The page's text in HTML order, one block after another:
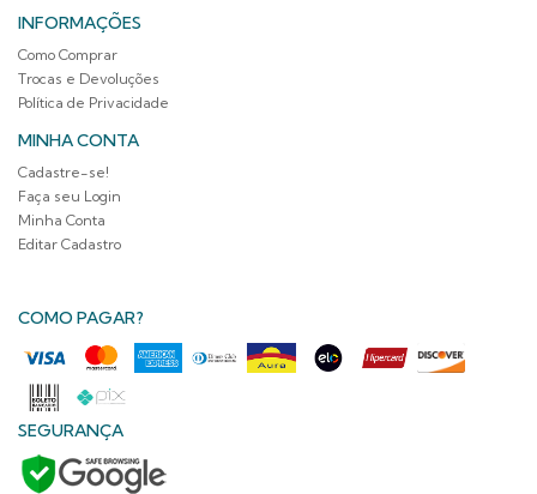
INFORMAÇÕES
Como Comprar
Trocas e Devoluções
Política de Privacidade
MINHA CONTA
Cadastre-se!
Faça seu Login
Minha Conta
Editar Cadastro
COMO PAGAR?
SEGURANÇA